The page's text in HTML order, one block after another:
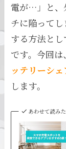
電が…」と、
チに陥って
する方法と
です。今回
ッテリーシ
します。
あわせて読み